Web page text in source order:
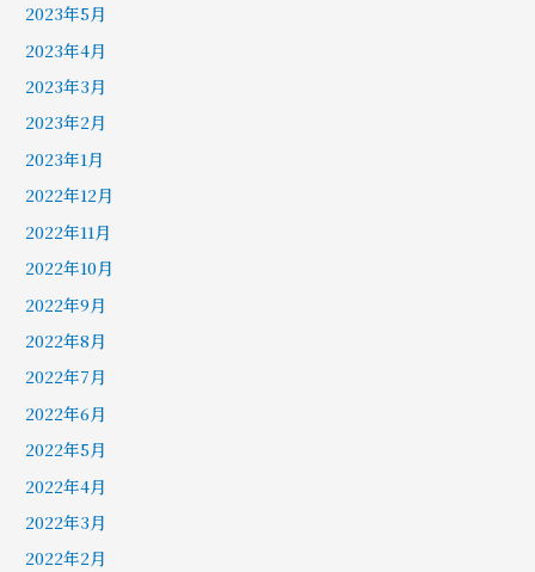
2023年5月
2023年4月
2023年3月
2023年2月
2023年1月
2022年12月
2022年11月
2022年10月
2022年9月
2022年8月
2022年7月
2022年6月
2022年5月
2022年4月
2022年3月
2022年2月